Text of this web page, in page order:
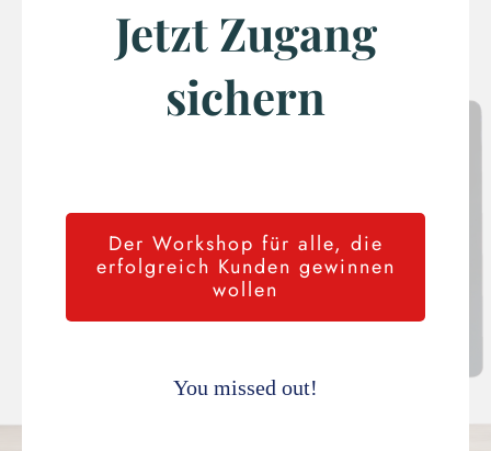
Jetzt Zugang
sichern
Der Workshop für alle, die
erfolgreich Kunden gewinnen
wollen
You missed out!